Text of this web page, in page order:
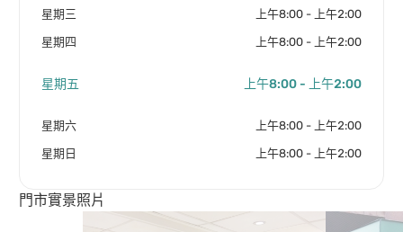
星期三 上午8:00 - 上午2:00
星期四 上午8:00 - 上午2:00
星期五 上午8:00 - 上午2:00
星期六 上午8:00 - 上午2:00
星期日 上午8:00 - 上午2:00
門市實景照片